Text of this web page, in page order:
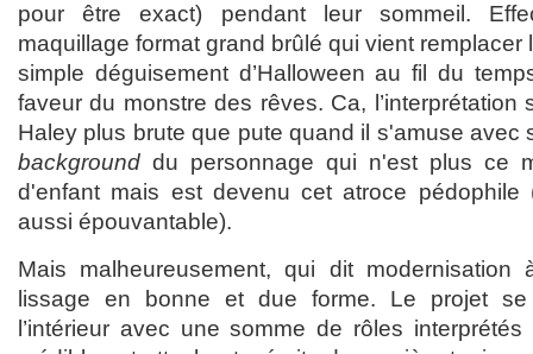
pour être exact) pendant leur sommeil.
maquillage format grand brûlé qui vient remplacer
simple déguisement d’Halloween au fil du
faveur du monstre des rêves. Ca,
Haley plus brute que pute quand il s'amuse avec
background du personnage qui n'est plus ce
d'enfant mais est devenu cet atroce
aussi épouvantable).
Mais malheureusement, qui dit modernisation
lissage en bonne et due forme. Le projet
l’intérieur avec une somme de rôles